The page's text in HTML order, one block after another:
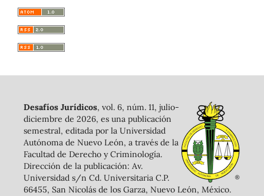
Desafíos Jurídicos, vol. 6, núm. 11, julio-
diciembre de 2026, es una publicación
semestral, editada por la Universidad
Autónoma de Nuevo León, a través de la
Facultad de Derecho y Criminología.
Dirección de la publicación: Av.
Universidad s/n Cd. Universitaria C.P.
66455, San Nicolás de los Garza, Nuevo León, México.